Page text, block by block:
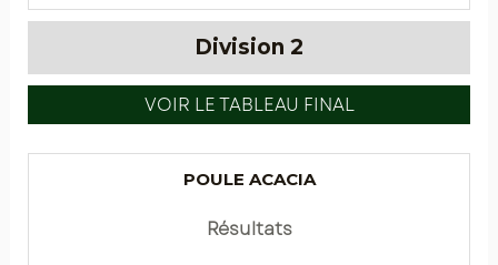
Division 2
VOIR LE TABLEAU FINAL
POULE ACACIA
Résultats